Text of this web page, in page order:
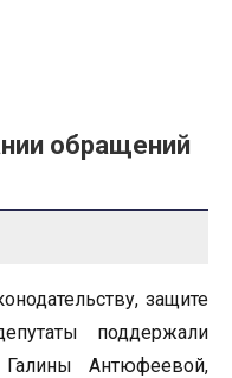
обращений
защите
поддержали
Галины Антюфеевой,